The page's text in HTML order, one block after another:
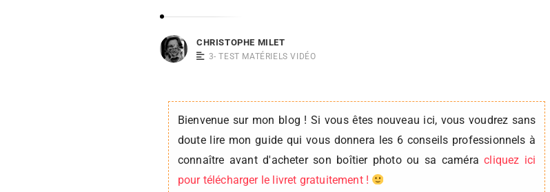
t
o
p
M
CHRISTOPHE MILET
3- TEST MATÉRIELS VIDÉO
Bienvenue sur mon blog ! Si vous êtes nouveau ici, vous voudrez sans
doute lire mon guide qui vous donnera les 6 conseils professionnels à
connaître avant d'acheter son boîtier photo ou sa caméracliquez ici
pour télécharger le livret gratuitement !